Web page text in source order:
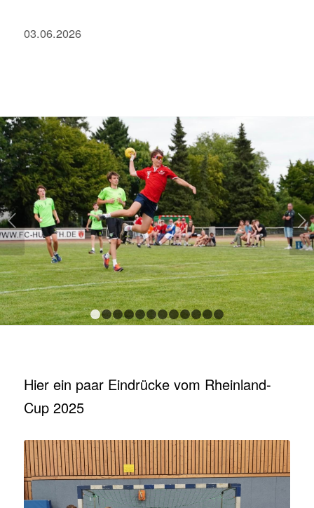
03.06.2026
Weiter
123456789101112
Hier ein paar Eindrücke vom Rheinland-
Cup 2025